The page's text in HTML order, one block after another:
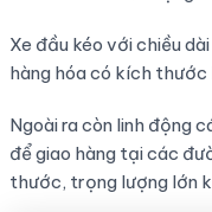
Xe đầu kéo với chiều
hàng hóa có kích thước
Ngoài ra còn linh động
để giao hàng tại các
thước, trọng lượng lớn